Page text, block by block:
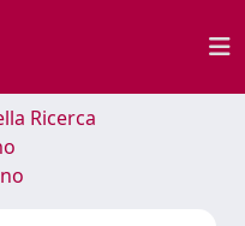
Ricerca